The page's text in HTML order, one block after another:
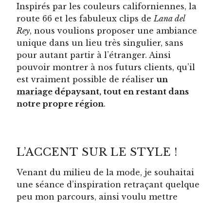
Inspirés par les couleurs californiennes, la
route 66 et les fabuleux clips deLana del
Rey, nous voulions proposer une ambiance
unique dans un lieu très singulier, sans
pour autant partir à l’étranger. Ainsi
pouvoir montrer à nos futurs clients, qu’il
est vraiment possible de réaliserun
mariage dépaysant, tout en restant dans
notre propre région.
L’ACCENT SUR LE STYLE !
Venant du milieu de la mode, je souhaitai
une séance d’inspiration retraçant quelque
peu mon parcours, ainsi voulu mettre